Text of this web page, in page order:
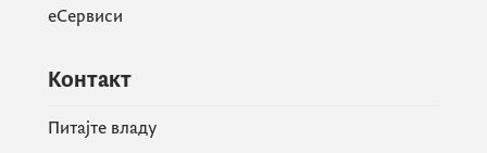
еСервиси
Контакт
Питајте владу